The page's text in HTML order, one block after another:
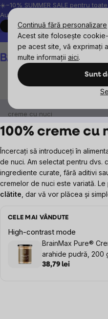
Continuă fără personalizare
Acest site folosește
pe acest site, vă exprimați
multe informații aici.
Sunt
Treci
la
conținut
☀️−10% SUMMER SALE pentru
August, 2026.
Peste 200.000 de recenzii
creme cu nuci
100% creme cu
Încercați să introduceți în
de nuci. Am selectat pentru dvs.
ingrediente curate, fără aditivi
cremelor de nuci este variată.
clătite , dar vă vor plăcea și
CELE MAI VÂNDUTE
High-contrast mode
BrainMax Pure®
arahide pudră, 200
38,79 lei